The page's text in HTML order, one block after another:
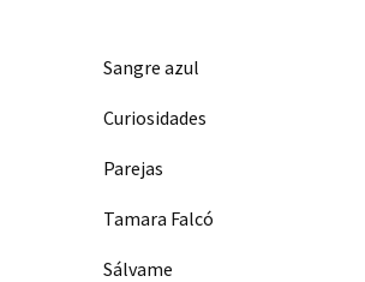
Sangre azul
Curiosidades
Parejas
Tamara Falcó
Sálvame